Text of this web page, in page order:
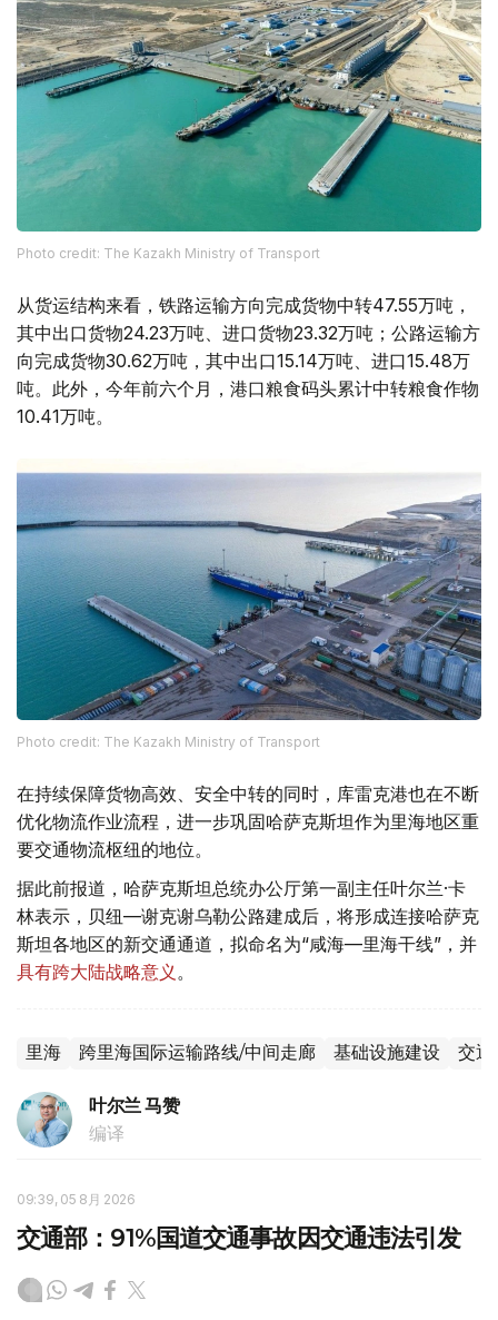
Photo credit: The Kazakh Ministry of Transport
从货运结构来看，铁路运输方向完成货物中转47.55万吨，
其中出口货物24.23万吨、进口货物23.32万吨；公路运输方
向完成货物30.62万吨，其中出口15.14万吨、进口15.48万
吨。此外，今年前六个月，港口粮食码头累计中转粮食作物
10.41万吨。
Photo credit: The Kazakh Ministry of Transport
在持续保障货物高效、安全中转的同时，库雷克港也在不断
优化物流作业流程，进一步巩固哈萨克斯坦作为里海地区重
要交通物流枢纽的地位。
据此前报道，哈萨克斯坦总统办公厅第一副主任叶尔兰·卡
林表示，贝纽—谢克谢乌勒公路建成后，将形成连接哈萨克
斯坦各地区的新交通通道，拟命名为“咸海—里海干线”，并
具有跨大陆战略意义 。
里海 跨里海国际运输路线/中间走廊 基础设施建设 交通
叶尔兰 马赞
编译
09:39, 05 8月 2026
交通部：91%国道交通事故因交通违法引发